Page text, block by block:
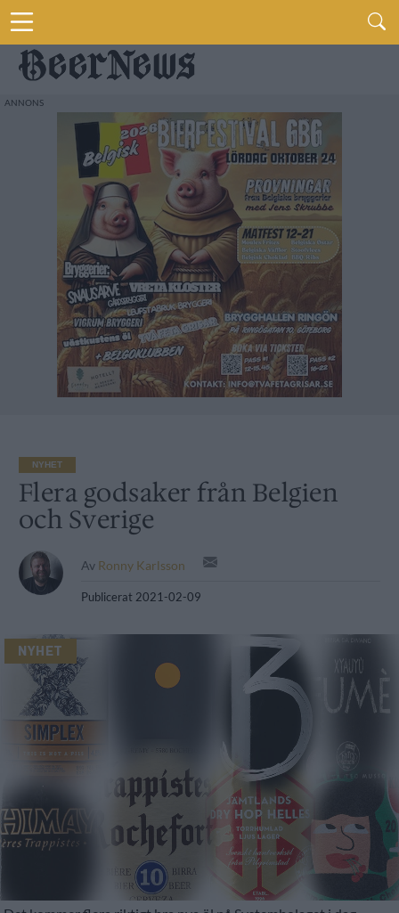
NYHET
Flera godsaker från Belgien
och Sverige
Av Ronny Karlsson
Publicerat 2021-02-09
NYHET